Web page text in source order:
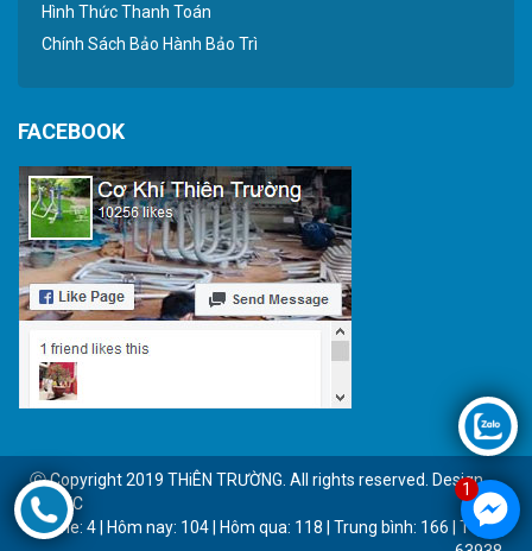
Hình Thức Thanh Toán
Chính Sách Bảo Hành Bảo Trì
FACEBOOK
Ⓒ Copyright 2019 THiÊN TRƯỜNG. All rights reserved. Design
by BTC
Online: 4 | Hôm nay: 104 | Hôm qua: 118 | Trung bình: 166 | Tổng:
1